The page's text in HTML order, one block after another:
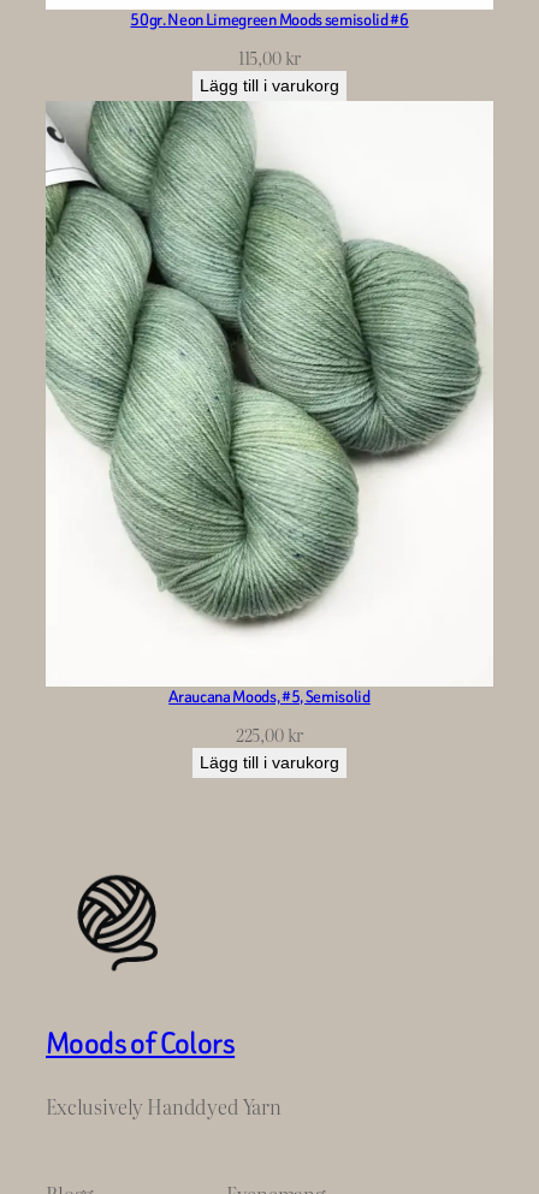
50gr. Neon Limegreen Moods semisolid #6
115,00kr
Lägg till i varukorg
Araucana Moods, #5, Semisolid
225,00kr
Lägg till i varukorg
Moods of Colors
Exclusively Handdyed Yarn